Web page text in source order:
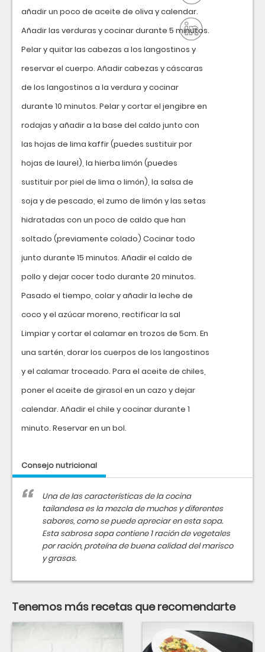
añadir un poco de aceite de oliva y calendar.
Añadir las verduras y cocinar durante 5 minutos.
Pelar y quitar las cabezas a los langostinos y
reservar el cuerpo. Añadir cabezas y cáscaras
de los langostinos a la verdura y cocinar
durante 10 minutos. Pelar y cortar el jengibre en
rodajas y añadir a la base del caldo junto con
las hojas de lima kaffir (puedes sustituir por
hojas de laurel), la hierba limón (puedes
sustituir por piel de lima o limón), la salsa de
soja y de pescado, el zumo de limón y las setas
hidratadas con un poco de caldo que han
soltado (previamente colado) Cocinar todo
junto durante 15 minutos. Añadir el caldo de
pollo y dejar cocer todo durante 20 minutos.
Pasado el tiempo, colar y añadir la leche de
coco y el azúcar moreno, rectificar la sal
Limpiar y cortar el calamar en trozos de 5cm. En
una sartén, dorar los cuerpos de los langostinos
y el calamar troceado. Para el aceite de chiles,
poner el aceite de girasol en un cazo y dejar
calendar. Añadir el chile y cocinar durante 1
minuto. Reservar en un bol.
Consejo nutricional
Una de las características de la cocina
tailandesa es la mezcla de muchos y diferentes
sabores, como se puede apreciar en esta sopa.
Esta sabrosa sopa contiene 1 ración de vegetales
por ración, proteína de buena calidad del marisco
y grasas.
Tenemos más recetas que recomendarte